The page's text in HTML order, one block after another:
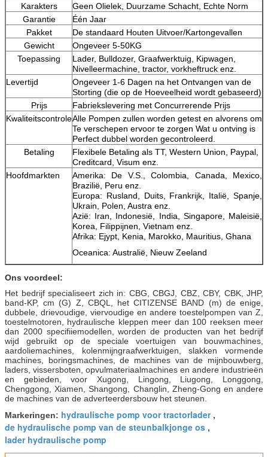
Karakters
Geen Olielek, Duurzame Schacht, Echte Norm
Garantie
Één Jaar
Pakket
De standaard Houten Uitvoer/Kartongevallen
Gewicht
Ongeveer 5-50KG
Toepassing
Lader, Bulldozer, Graafwerktuig, Kipwagen,
Nivelleermachine, tractor, vorkheftruck enz.
Levertijd
Ongeveer 1-6 Dagen na het Ontvangen van de
Storting (die op de Hoeveelheid wordt gebaseerd)
Prijs
Fabriekslevering met Concurrerende Prijs
KwaliteitscontroleAlle Pompen zullen worden getest en alvorens om
Te verschepen ervoor te zorgen Wat u ontving is
Perfect dubbel worden gecontroleerd.
Betaling
Flexibele Betaling als TT, Western Union, Paypal,
Creditcard, Visum enz.
Hoofdmarkten
Amerika: De V.S., Colombia, Canada, Mexico,
Brazilië, Peru enz.
Europa: Rusland, Duits, Frankrijk, Italië, Spanje,
Ukrain, Polen, Austra enz.
Azië: Iran, Indonesië, India, Singapore, Maleisië,
Korea, Filippijnen, Vietnam enz.
Afrika: Ejypt, Kenia, Marokko, Mauritius, Ghana
Oceanica: Australië, Nieuw Zeeland
Ons voordeel:
Het bedrijf specialiseert zich in: CBG, CBGJ, CBZ, CBY, CBK, JHP,
band-KP, cm (G) Z, CBQL, het CITIZENSE BAND (m) de enige,
dubbele, drievoudige, viervoudige en andere toestelpompen van Z,
toestelmotoren, hydraulische kleppen meer dan 100 reeksen meer
dan 2000 specifiiemodellen, worden de producten van het bedrijf
wijd gebruikt op de speciale voertuigen van bouwmachines,
aardoliemachines, kolenmijngraafwerktuigen, slakken vormende
machines, boringsmachines, de machines van de mijnbouwberg,
laders, vissersboten, opvulmateriaalmachines en andere industrieën
en gebieden, voor Xugong, Lingong, Liugong, Longgong,
Chenggong, Xiamen, Shangong, Changlin, Zheng-Gong en andere
de machines van de adverteerdersbouw het steunen.
Markeringen: hydraulische pomp voor tractorlader,
de hydraulische pomp van de steunbalkjonge os ,
lader hydraulische pomp